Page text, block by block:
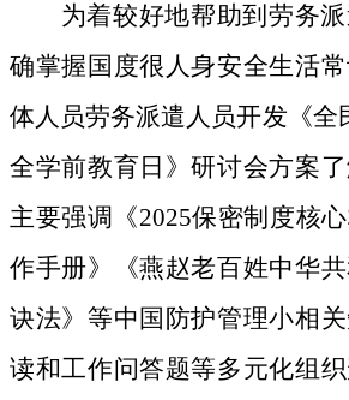
为着较好地帮助到劳务
确掌握国度很人身安全生活
体人员劳务派遣人员开发《全
全学前教育日》研讨会方案
主要强调《2025保密制度核
作手册》《燕赵老百姓中华
诀法》等中国防护管理小相
读和工作问答题等多元化组